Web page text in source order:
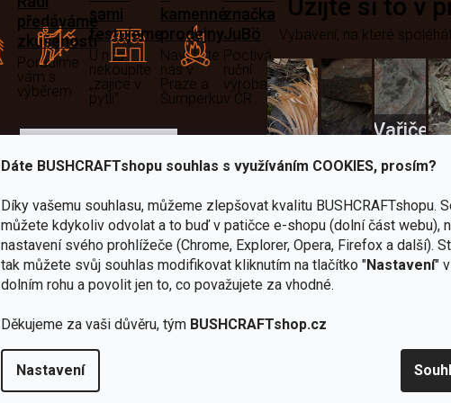
Dáte BUSHCRAFTshopu souhlas s využíváním COOKIES, prosím?
Díky vašemu souhlasu, můžeme zlepšovat kvalitu BUSHCRAFTshopu.
můžete kdykoliv odvolat a to buď v patičce e-shopu (dolní část webu),
nastavení svého prohlížeče (Chrome, Explorer, Opera, Firefox a další).
tak můžete svůj souhlas modifikovat kliknutím na tlačítko "Nastavení"
dolním rohu a povolit jen to, co považujete za vhodné.
Děkujeme za vaši důvěru, tým BUSHCRAFTshop.cz
Nastavení
předáváme
zkušenosti
Poradíme
vám s
výběrem
sami
testujeme
U nás
nekoupíte
„zajíce v
pytli“
kamenné
prodejny
Navštivte
nás v
Praze a
Šumperku
značka
JuBö
Poctivá
ruční
výroba
v ČR
Užijte si to v
Vybavení, na které
Vařiče
a
kabáty